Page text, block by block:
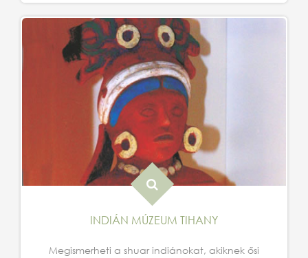
INDIÁN MÚZEUM TIHANY
Megismerheti a shuar indiánokat, akiknek ősi